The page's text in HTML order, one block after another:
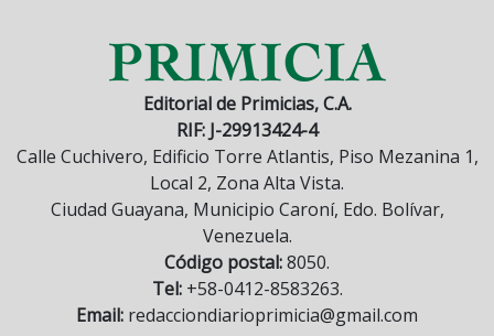
Editorial de Primicias, C.A.
RIF: J-29913424-4
Calle Cuchivero, Edificio Torre Atlantis, Piso Mezanina 1,
Local 2, Zona Alta Vista.
Ciudad Guayana, Municipio Caroní, Edo. Bolívar,
Venezuela.
Código postal:8050.
Tel:+58-0412-8583263.
Email: redacciondiarioprimicia@gmail.com